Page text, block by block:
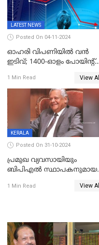
LATEST NEWS
Posted On 04-11-2024
ഓഹരി വിപണിയിൽ വൻ
ഇടിവ്; 1400-ഓളം പോയിൻ്റ്
സെൻസെക്സ്;രൂപയുടെ
മൂല്യം വീണ്ടും റെക്കോര്‍ഡ്
താഴ്ചയില്‍
1 Min Read View All
KERALA
Posted On 31-10-2024
പ്രമുഖ വ്യവസായിയും
ബിപിഎല്‍ സ്ഥാപകനുമായ
1 Min Read View All